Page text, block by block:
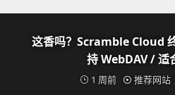
这香吗？Scramble Cloud
持 WebDAV / 适
1 周前 推荐网站